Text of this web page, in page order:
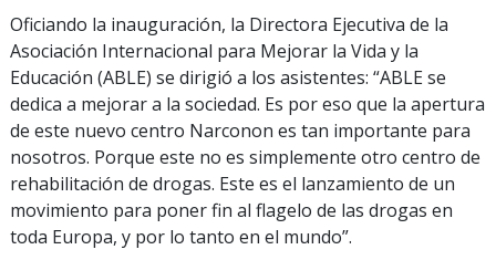
Oficiando la inauguración, la Directora Ejecutiva de la
Asociación Internacional para Mejorar la Vida y la
Educación (ABLE) se dirigió a los asistentes: “ABLE se
dedica a mejorar a la sociedad. Es por eso que la apertura
de este nuevo centro Narconon es tan importante para
nosotros. Porque este no es simplemente otro centro de
rehabilitación de drogas. Este es el lanzamiento de un
movimiento para poner fin al flagelo de las drogas en
toda Europa, y por lo tanto en el mundo”.